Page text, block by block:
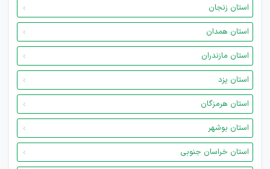
استان زنجان
استان همدان
استان مازندران
استان یزد
استان هرمزگان
استان بوشهر
استان خراسان جنوبی